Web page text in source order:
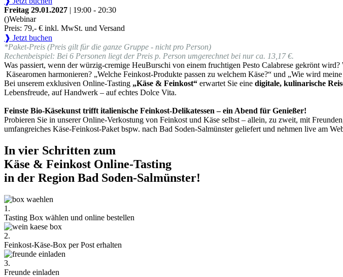
Freitag 29.01.2027 | 19:00 - 20:30
()Webinar
Preis: 79,- € inkl. MwSt. und Versand
❱ Jetzt buchen
*Paket-Preis (Preis gilt für die ganze Gruppe - nicht pro Person)
Rechenbeispiel: Bei 6 Personen liegt der Preis p. Person umgerechnet bei nur ca. 13,17 €.
Was passiert, wenn der würzig-cremige HeuBurschi von einem fruchtigen Pesto Calabrese gekrönt
Käsearomen harmonieren? „Welche Feinkost-Produkte passen zu welchem Käse?“ und „Wie wird
Bei unserem exklusiven Online-Tasting „Käse & Feinkost“ erwartet Sie eine digitale, kulinarische
Lebensfreude, auf Handwerk – auf echtes Dolce Vita.
Feinste Bio-Käsekunst trifft italienische Feinkost-Delikatessen – ein Abend für Genießer!
Probieren Sie in unserer Online-Verkostung von Feinkost und Käse selbst – allein, zu zweit, mit
umfangreiches Käse-Feinkost-Paket bspw. nach Bad Soden-Salmünster geliefert und nehmen live am
In vier Schritten zum
Käse & Feinkost Online-Tasting
in der Region Bad Soden-Salmünster!
1.
Tasting Box wählen und online bestellen
2.
Feinkost-Käse-Box per Post erhalten
3.
Freunde einladen